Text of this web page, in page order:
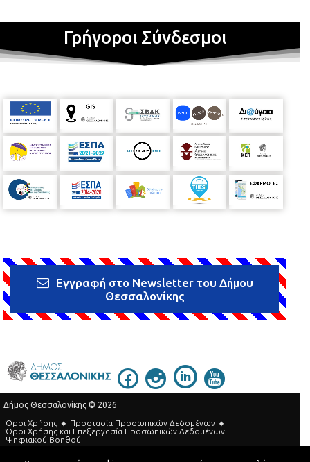
Γρήγοροι Σύνδεσμοι
Εγγραφή στο Newsletter του Δήμου
Θεσσαλονίκης
Δήμος Θεσσαλονίκης © 2026
Όροι Χρήσης
Προστασία Προσωπικών Δεδομένων
Όροι Xρήσης και Eπεξεργασία Προσωπικών Δεδομένων
Ψηφιακού Βοηθού
Τηλεφωνικός Κατάλογος